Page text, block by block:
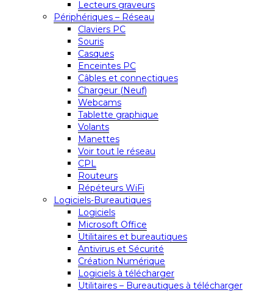
Lecteurs graveurs
Périphériques – Réseau
Claviers PC
Souris
Casques
Enceintes PC
Câbles et connectiques
Chargeur (Neuf)
Webcams
Tablette graphique
Volants
Manettes
Voir tout le réseau
CPL
Routeurs
Répéteurs WiFi
Logiciels-Bureautiques
Logiciels
Microsoft Office
Utilitaires et bureautiques
Antivirus et Sécurité
Création Numérique
Logiciels à télécharger
Utilitaires – Bureautiques à télécharger